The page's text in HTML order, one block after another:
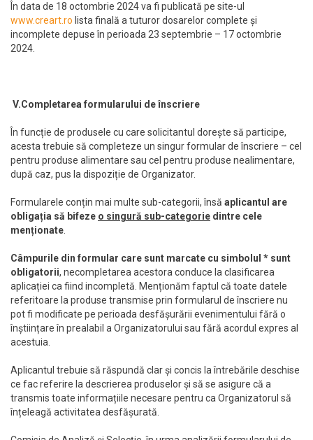
În data de 18 octombrie 2024 va fi publicată pe site-ul
www.creart.ro lista finală a tuturor dosarelor complete și
incomplete depuse în perioada 23 septembrie – 17 octombrie
2024.
V.Completarea formularului de înscriere
În funcție de produsele cu care solicitantul dorește să participe,
acesta trebuie să completeze un singur formular de înscriere – cel
pentru produse alimentare sau cel pentru produse nealimentare,
după caz, pus la dispoziție de Organizator.
Formularele conțin mai multe sub-categorii, însă aplicantul are
obligația să bifeze o singură sub-categorie dintre cele
menționate
Câmpurile din formular care sunt marcate cu simbolul * sunt
obligatorii, necompletarea acestora conduce la clasificarea
aplicației ca fiind incompletă. Menționăm faptul că toate datele
referitoare la produse transmise prin formularul de înscriere nu
pot fi modificate pe perioada desfășurării evenimentului fără o
înștiințare în prealabil a Organizatorului sau fără acordul expres al
acestuia.
Aplicantul trebuie să răspundă clar și concis la întrebările deschise
ce fac referire la descrierea produselor și să se asigure că a
transmis toate informațiile necesare pentru ca Organizatorul să
înțeleagă activitatea desfășurată.